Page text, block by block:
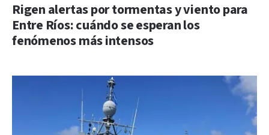
Rigen alertas por tormentas y viento para
Entre Ríos: cuándo se esperan los
fenómenos más intensos